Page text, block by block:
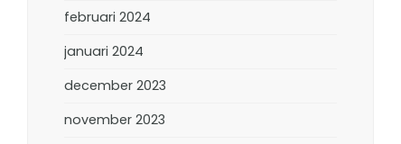
februari 2024
januari 2024
december 2023
november 2023